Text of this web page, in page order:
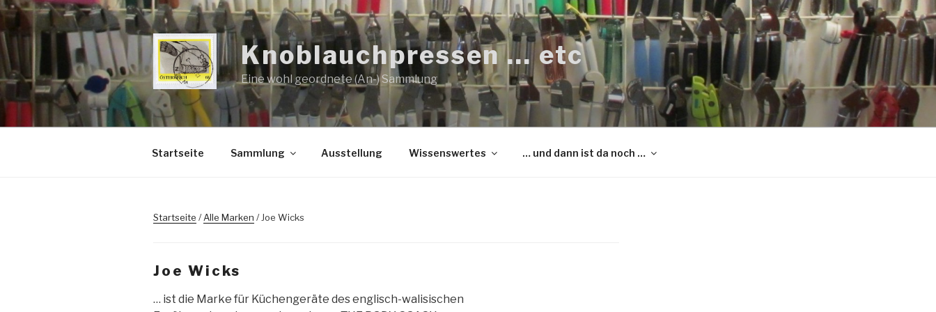
Zum
Inhalt
springen
Knoblauchpressen … etc
Eine wohl geordnete (An-) Sammlung
Startseite Sammlung Ausstellung Wissenswertes … und dann ist da noch …
Startseite /Alle Marken / Joe Wicks
Joe Wicks
… ist die Marke für Küchengeräte des englisch-walisischen